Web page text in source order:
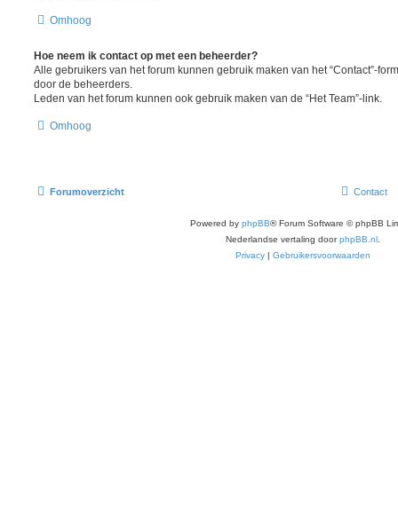
Omhoog
Hoe neem ik contact op met een beheerder?
Alle gebruikers van het forum kunnen gebruik maken van het “Contact”-
door de beheerders.
Leden van het forum kunnen ook gebruik maken van de “Het Team”-link.
Omhoog
Forumoverzicht Contact
Powered by phpBB® Forum Software © phpBB
Nederlandse vertaling doorphpBB.nl.
Privacy| Gebruikersvoorwaarden